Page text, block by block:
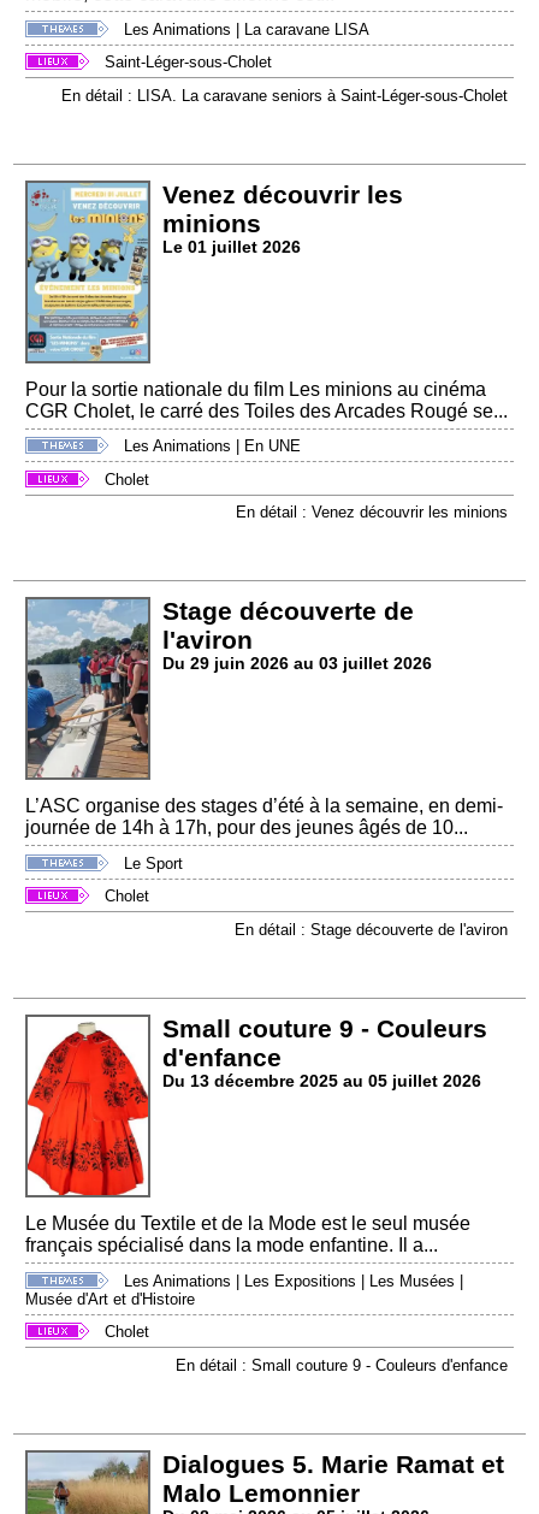
Les Animations | La caravane LISA
Saint-Léger-sous-Cholet
En détail : LISA. La caravane seniors à Saint-Léger-sous-Cholet
Venez découvrir les
minions
Le 01 juillet 2026
Pour la sortie nationale du film Les minions au cinéma
CGR Cholet, le carré des Toiles des Arcades Rougé se...
Les Animations
En UNE
Cholet
En détail : Venez découvrir les minions
Stage découverte de
l'aviron
Du 29 juin 2026 au 03 juillet 2026
L’ASC organise des stages d’été à la semaine, en demi-
journée de 14h à 17h, pour des jeunes âgés de 10...
Le Sport
Cholet
En détail : Stage découverte de l'aviron
Small couture 9 - Couleurs
d'enfance
Du 13 décembre 2025 au 05 juillet 2026
Le Musée du Textile et de la Mode est le seul musée
français spécialisé dans la mode enfantine. Il a...
Les Animations | Les Expositions | Les Musées |
Musée d'Art et d'Histoire
Cholet
En détail : Small couture 9 - Couleurs d'enfance
Dialogues 5. Marie Ramat et
Malo Lemonnier